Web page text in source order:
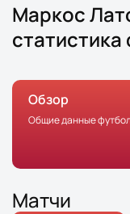
Маркос
Обзор
Общие данные
Матчи